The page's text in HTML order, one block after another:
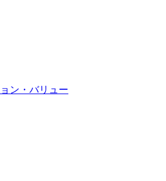
ン・バリュー